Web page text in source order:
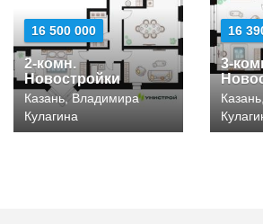
16 500 000
2-комн.
Новостройки
Казань, Владимира
Кулагина
16
3-